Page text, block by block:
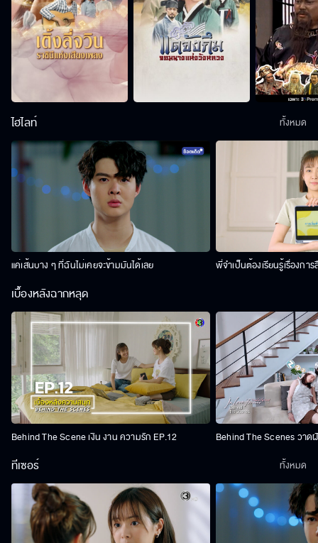
ไฮไลท์
แค่เส้นบาง ๆ ที่ฉันไม่เคยจะข้ามมันได้เลย พี่จำเป็นต้องเรียนรู้เรื่องการ
ทั้งหมด
เบื้องหลังฉากหลุด
Behind The Scene เงิน งาน ความรัก EP.12 Behind The Scenes วาด
ทีเซอร์ ทั้งหมด